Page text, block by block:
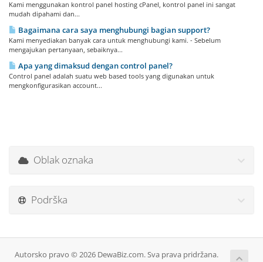
Kami menggunakan kontrol panel hosting cPanel, kontrol panel ini sangat
mudah dipahami dan...
Bagaimana cara saya menghubungi bagian support?
Kami menyediakan banyak cara untuk menghubungi kami. - Sebelum
mengajukan pertanyaan, sebaiknya...
Apa yang dimaksud dengan control panel?
Control panel adalah suatu web based tools yang digunakan untuk
mengkonfigurasikan account...
Oblak oznaka
Podrška
Autorsko pravo © 2026 DewaBiz.com. Sva prava pridržana.